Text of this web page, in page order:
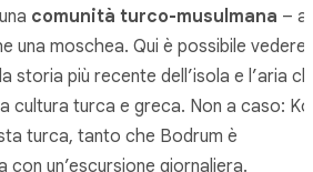
comunità turco-musulmana – a
una moschea. Qui è possibile vedere
storia più recente dell’isola e l’aria
cultura turca e greca. Non a caso:
turca, tanto che Bodrum è
con un’escursione giornaliera.